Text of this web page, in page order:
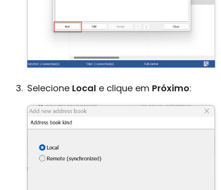
Selecione Local e clique em Próximo: